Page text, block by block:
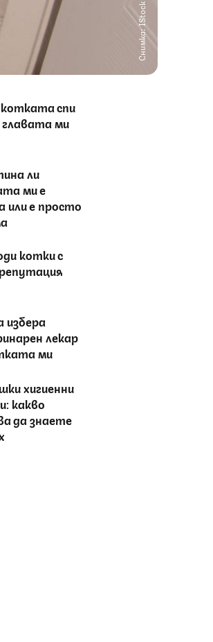
Снимка: IStock
спи
главата ми
ли
ми е
или е просто
котки с
избера
лекар
ми
хигиенни
какво
да знаете